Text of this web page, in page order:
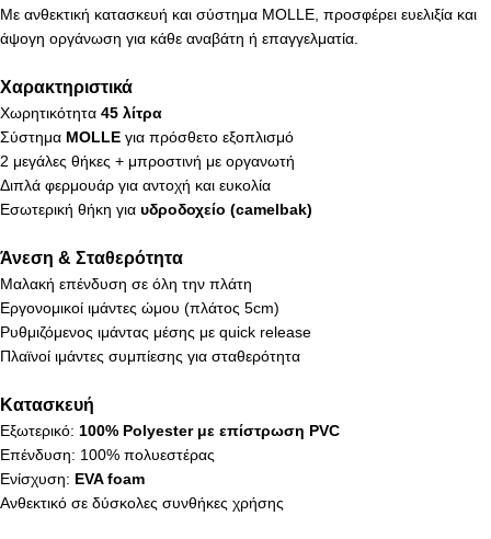
Με ανθεκτική κατασκευή και σύστημα MOLLE, προσφέρει ευελιξία και
άψογη οργάνωση για κάθε αναβάτη ή επαγγελματία.
Χαρακτηριστικά
Χωρητικότητα 45 λίτρα
Σύστημα MOLLE για πρόσθετο εξοπλισμό
2 μεγάλες θήκες + μπροστινή με οργανωτή
Διπλά φερμουάρ για αντοχή και ευκολία
Εσωτερική θήκη για υδροδοχείο (camelbak)
Άνεση & Σταθερότητα
Μαλακή επένδυση σε όλη την πλάτη
Εργονομικοί ιμάντες ώμου (πλάτος 5cm)
Ρυθμιζόμενος ιμάντας μέσης με quick release
Πλαϊνοί ιμάντες συμπίεσης για σταθερότητα
Κατασκευή
Εξωτερικό: 100% Polyester με επίστρωση PVC
Επένδυση: 100% πολυεστέρας
Ενίσχυση: EVA foam
Ανθεκτικό σε δύσκολες συνθήκες χρήσης